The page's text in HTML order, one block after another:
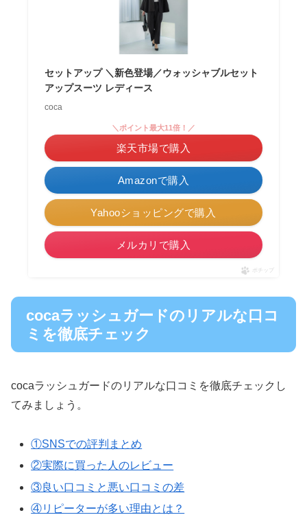
セットアップ ＼新色登場／ウォッシャブルセット
アップスーツ レディース
coca
Amazonで購入
＼ポイント最大11倍！／
楽天市場で購入
Yahooショッピングで購入
メルカリで購入
ポチップ
cocaラッシュガードのリアルな口コ
ミを徹底チェック
cocaラッシュガードのリアルな口コミを徹底チェックし
てみましょう。
①SNSでの評判まとめ
②実際に買った人のレビュー
③良い口コミと悪い口コミの差
④リピーターが多い理由とは？